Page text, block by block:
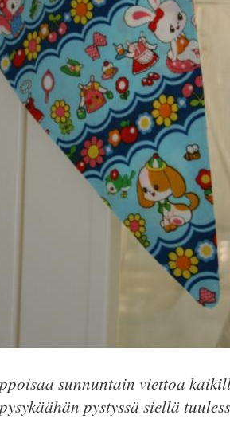
sunnuntain viettoa
pysykäähän pystyssä siellä